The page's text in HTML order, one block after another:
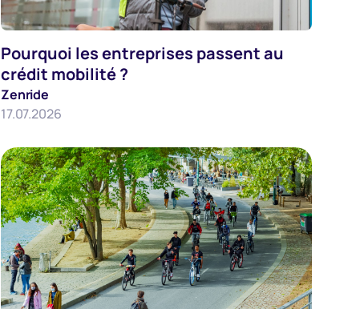
Employeurs
Pourquoi les entreprises passent au
crédit mobilité ?
Zenride
17.07.2026